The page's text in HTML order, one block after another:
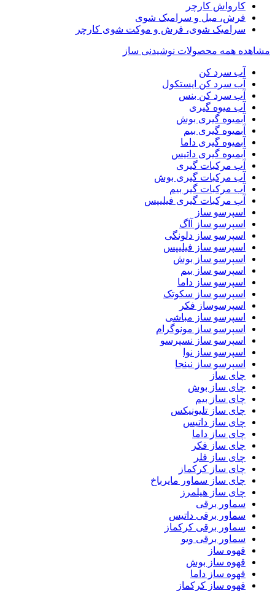
کارواش کارچر
فرش، مبل و سرامیک شوی
سرامیک شوی، فرش و موکت شوی کارچر
مشاهده همه محصولات نوشیدنی ساز
آب سرد کن
آب سرد کن ایستکول
آب سرد کن بنس
آب میوه گیری
آبمیوه گیری بوش
آبمیوه گیری بیم
آبمیوه گیری داما
آبمیوه گیری داتیس
آب مرکبات گیری
آب مرکبات گیری بوش
آب مرکبات گیر بیم
آب مرکبات گیری فیلیپس
اسپرسو ساز
اسپرسو ساز آاگ
اسپرسو ساز دلونگی
اسپرسو ساز فیلیپس
اسپرسو ساز بوش
اسپرسو ساز بیم
اسپرسو ساز داما
اسپرسو ساز سکوتک
اسپرسوساز فکر
اسپرسو ساز مباشی
اسپرسو ساز مونوگرام
اسپرسو ساز نسپرسو
اسپرسو ساز نوا
اسپرسو ساز نینجا
چای ساز
چای ساز بوش
چای ساز بیم
چای ساز تلیونیکس
چای ساز داتیس
چای ساز داما
چای ساز فکر
چای ساز فلر
چای ساز کرکماز
چای ساز سماور مایرباخ
چای ساز هیلمرز
سماور برقی
سماور برقی داتیس
سماور برقی کرکماز
سماور برقی ویو
قهوه ساز
قهوه ساز بوش
قهوه ساز داما
قهوه ساز کرکماز